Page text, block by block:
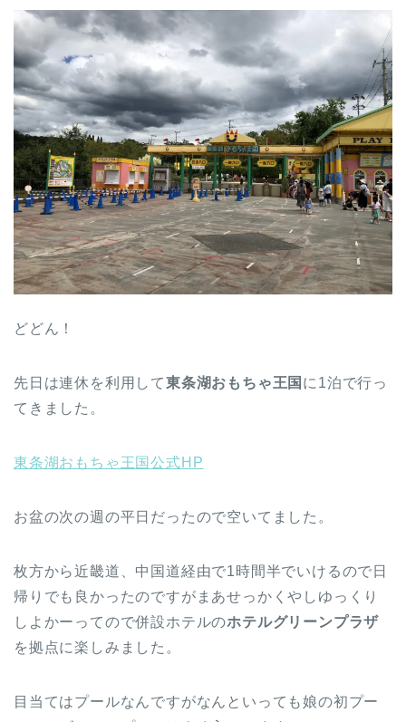
どどん！
先日は連休を利用して東条湖おもちゃ王国 に1泊で行っ
てきました。
東条湖おもちゃ王国公式HP
お盆の次の週の平日だったので空いてました。
枚方から近畿道、中国道経由で1時間半でいけるので日
帰りでも良かったのですがまあせっかくやしゆっくり
しよかーってので併設ホテルのホテルグリーンプラザ
を拠点に楽しみました。
目当てはプールなんですがなんといっても娘の初プー